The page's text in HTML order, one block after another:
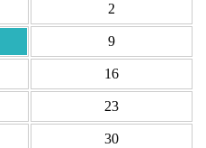
2
9
16
23
30